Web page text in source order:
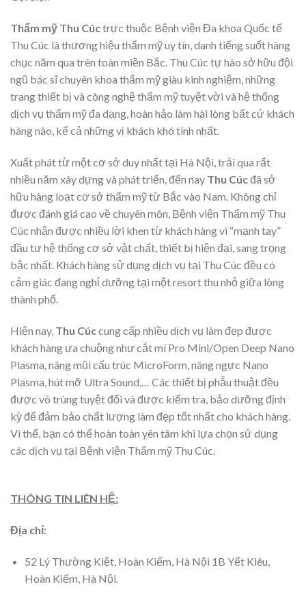
Thẩm mỹ Thu Cúctrực thuộc Bệnh viện Đa khoa Quốc tế
Thu Cúc là thương hiệu thẩm mỹ uy tín, danh tiếng suốt hàng
chục năm qua trên toàn miền Bắc. Thu Cúc tự hào sở hữu đội
ngũ bác sĩ chuyên khoa thẩm mỹ giàu kinh nghiệm, những
trang thiết bị và công nghệ thẩm mỹ tuyệt vời và hệ thống
dịch vụ thẩm mỹ đa dạng, hoàn hảo làm hài lòng bất cứ khách
hàng nào, kể cả những vị khách khó tính nhất.
Xuất phát từ một cơ sở duy nhất tại Hà Nội, trải qua rất
nhiều năm xây dựng và phát triển, đến nay Thu Cúcđã sở
hữu hàng loạt cơ sở thẩm mỹ từ Bắc vào Nam. Không chỉ
được đánh giá cao về chuyên môn, Bệnh viện Thẩm mỹ Thu
Cúc nhận được nhiều lời khen từ khách hàng vì “mạnh tay”
đầu tư hệ thống cơ sở vật chất, thiết bị hiện đại, sang trọng
bậc nhất. Khách hàng sử dụng dịch vụ tại Thu Cúc đều có
cảm giác đang nghỉ dưỡng tại một resort thu nhỏ giữa lòng
thành phố.
Hiện nay, Thu Cúccung cấp nhiều dịch vụ làm đẹp được
khách hàng ưa chuộng như cắt mí Pro Mini/Open Deep Nano
Plasma, nâng mũi cấu trúc MicroForm, nâng ngực Nano
Plasma, hút mỡ Ultra Sound,… Các thiết bị phẫu thuật đều
được vô trùng tuyệt đối và được kiểm tra, bảo dưỡng định
kỳ để đảm bảo chất lượng làm đẹp tốt nhất cho khách hàng.
Vì thế, bạn có thể hoàn toàn yên tâm khi lựa chọn sử dụng
các dịch vụ tại Bệnh viện Thẩm mỹ Thu Cúc.
THÔNG TIN LIÊN HỆ:
Địa chỉ:
52 Lý Thường Kiệt, Hoàn Kiếm, Hà Nội 1B Yết Kiêu,
Hoàn Kiếm, Hà Nội.